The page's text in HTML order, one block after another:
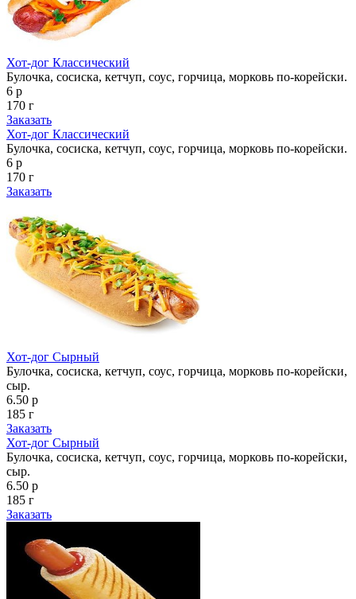
Хот-дог Классический
Булочка, сосиска, кетчуп, соус, горчица, морковь по-корейски.
6 р
170 г
Заказать
Хот-дог Классический
Булочка, сосиска, кетчуп, соус, горчица, морковь по-корейски.
6 р
170 г
Заказать
Хот-дог Сырный
Булочка, сосиска, кетчуп, соус, горчица, морковь по-корейски,
сыр.
6.50 р
185 г
Заказать
Хот-дог Сырный
Булочка, сосиска, кетчуп, соус, горчица, морковь по-корейски,
сыр.
6.50 р
185 г
Заказать